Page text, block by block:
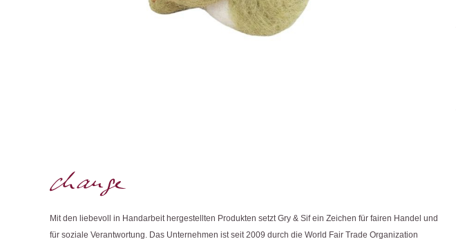
Mit den liebevoll in Handarbeit hergestellten Produkten setzt Gry & Sif ein Zeichen für fairen Handel und
für soziale Verantwortung. Das Unternehmen ist seit 2009 durch die World Fair Trade Organization